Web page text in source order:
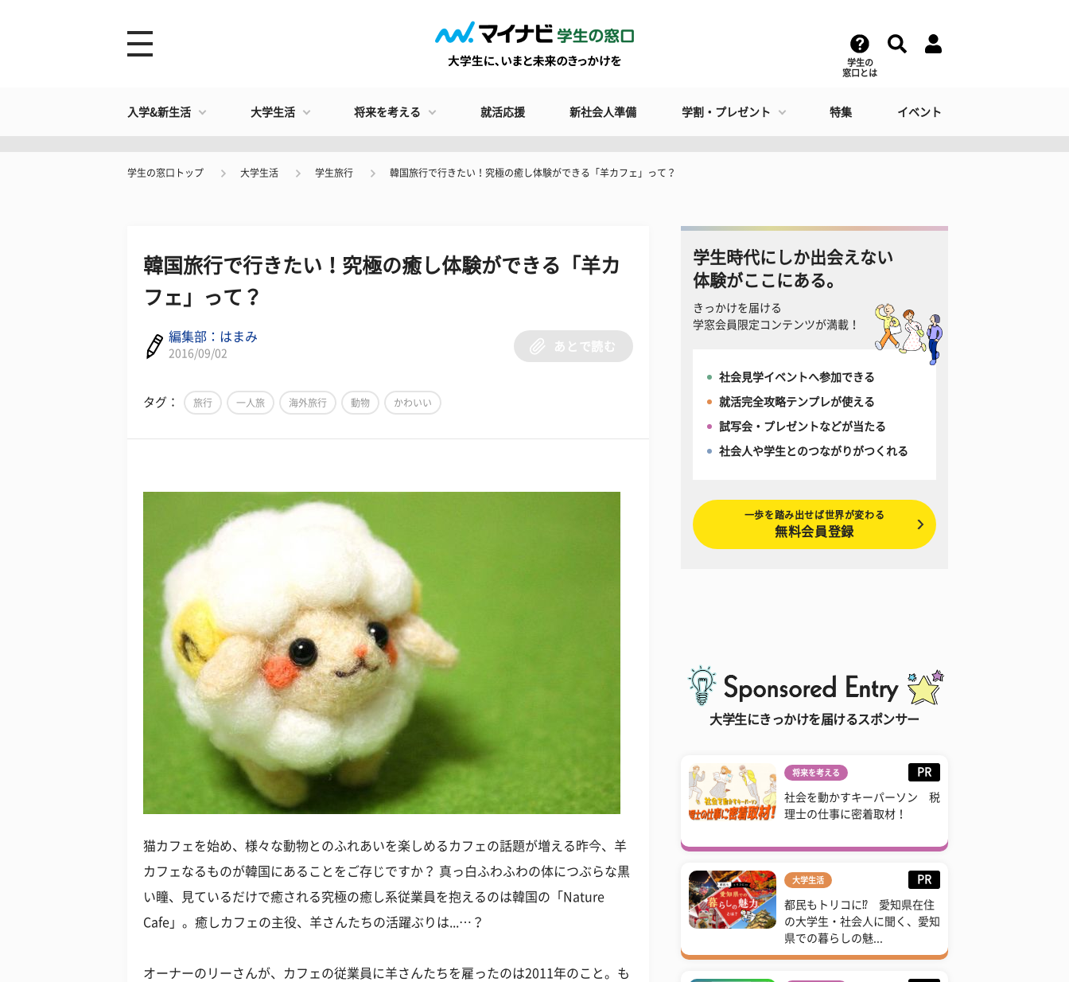
学生の
窓口とは
入学&新生活 大学生活 将来を考える 就活応援 新社会人準備 学割・プレゼント 特集 イベント
学生の窓口トップ 大学生活 学生旅行 韓国旅行で行きたい！究極の癒し体験ができる「羊カフェ」って？
韓国旅行で行きたい！究極の癒し体験ができる「羊カ
フェ」って？
編集部：はまみ
2016/09/02
あとで読む
タグ： 旅行 一人旅 海外旅行 動物 かわいい
猫カフェを始め、様々な動物とのふれあいを楽しめるカフェの話題が増える昨今、羊
カフェなるものが韓国にあることをご存じですか？ 真っ白ふわふわの体につぶらな黒
い瞳、見ているだけで癒される究極の癒し系従業員を抱えるのは韓国の「Nature
Cafe」。癒しカフェの主役、羊さんたちの活躍ぶりは...…？
オーナーのリーさんが、カフェの従業員に羊さんたちを雇ったのは2011年のこと。も
学生時代にしか出会えない
体験がここにある。
きっかけを届ける
学窓会員限定コンテンツが満載！
社会見学イベントへ参加できる
就活完全攻略テンプレが使える
試写会・プレゼントなどが当たる
社会人や学生とのつながりがつくれる
一歩を踏み出せば世界が変わる
無料会員登録
大学生にきっかけを届けるスポンサー
将来を考える PR
社会を動かすキーパーソン 税
理士の仕事に密着取材！
大学生活 PR
都民もトリコに⁉ 愛知県在住
の大学生・社会人に聞く、愛知
県での暮らしの魅...